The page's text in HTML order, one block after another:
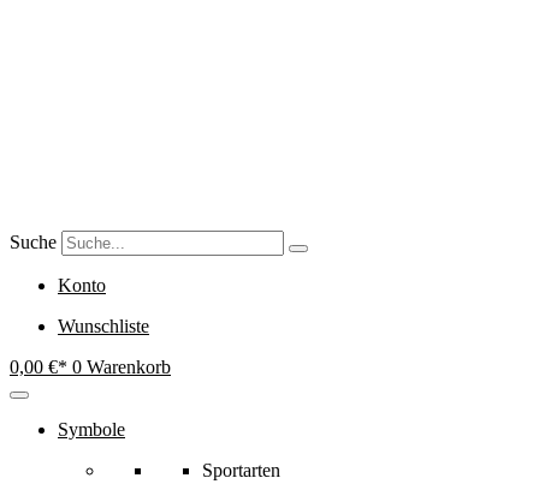
Suche
Konto
Wunschliste
0,00 € 0 Warenkorb
Symbole
Sportarten